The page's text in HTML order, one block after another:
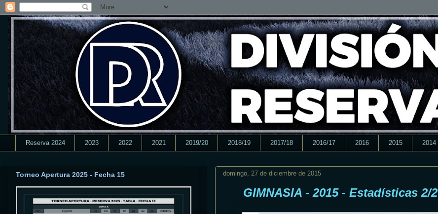
Reserva 2024 2023 2022 2021 2019/20 2018/19 2017/18 2016/17 2016 2015 2014
domingo, 27 de diciembre de 2015
GIMNASIA - 2015 - Estadísticas 2/2
Torneo Apertura 2025 - Fecha 15